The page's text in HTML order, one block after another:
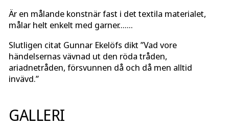
Är en målande konstnär fast i det textila materialet,
målar helt enkelt med garner…….
Slutligen citat Gunnar Ekelöfs dikt ”Vad vore
händelsernas vävnad ut den röda tråden,
ariadnetråden, försvunnen då och då men alltid
invävd.”
GALLERI